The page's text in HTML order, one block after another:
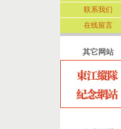
联系我们
在线留言
其它网站